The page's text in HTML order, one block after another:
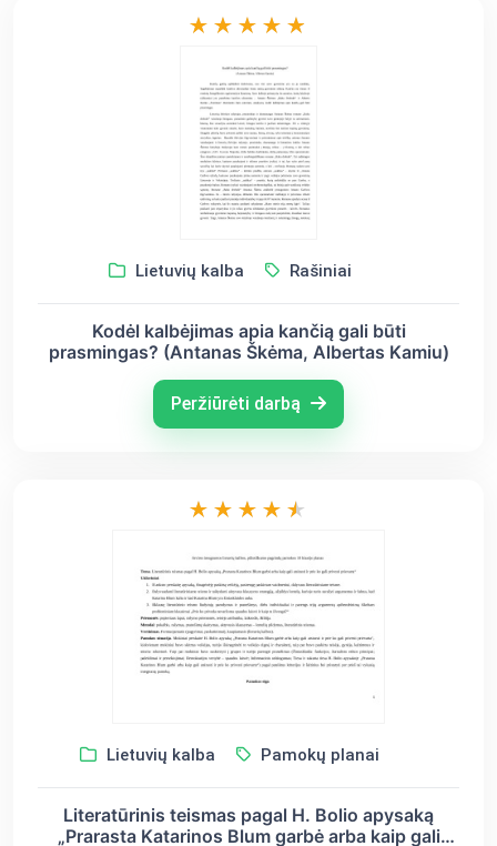
Lietuvių kalba Rašiniai
Kodėl kalbėjimas apia kančią gali būti
prasmingas? (Antanas Škėma, Albertas Kamiu)
Peržiūrėti darbą
Lietuvių kalba Pamokų planai
Literatūrinis teismas pagal H. Bolio apysaką
„Prarasta Katarinos Blum garbė arba kaip gali